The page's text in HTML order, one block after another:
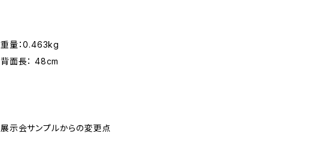
重量：0.463kg
背面長： 48cm
展示会サンプルからの変更点